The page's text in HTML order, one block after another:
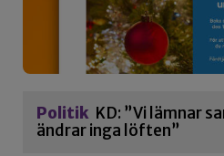
Politik KD: ”Vi lämnar
ändrar inga löften”